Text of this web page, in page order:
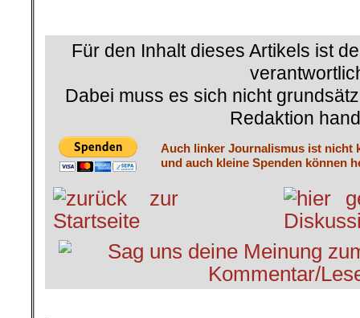
Für den Inhalt dieses Artikels ist
Dabei muss es sich nicht
Redaktion
Auch linker Journalismus ist nicht
und auch kleine Spenden können